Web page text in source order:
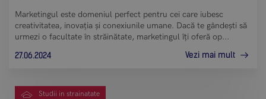
Marketingul este domeniul perfect pentru cei care iubesc
creativitatea, inovația și conexiunile umane. Dacă te gândești să
urmezi o facultate în străinătate, marketingul îți oferă op...
27.06.2024
Vezi mai mult
Studii in strainatate